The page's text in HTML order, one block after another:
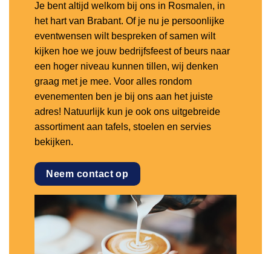
Je bent altijd welkom bij ons in Rosmalen, in
het hart van Brabant. Of je nu je persoonlijke
eventwensen wilt bespreken of samen wilt
kijken hoe we jouw bedrijfsfeest of beurs naar
een hoger niveau kunnen tillen, wij denken
graag met je mee. Voor alles rondom
evenementen ben je bij ons aan het juiste
adres! Natuurlijk kun je ook ons uitgebreide
assortiment aan tafels, stoelen en servies
bekijken.
Neem contact op